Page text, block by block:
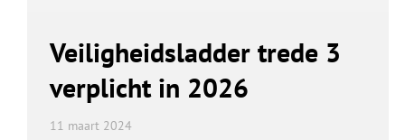
Veiligheidsladder trede 3
verplicht in 2026
11 maart 2024